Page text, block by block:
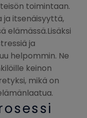
toimintaan.
ja itsenäisyyttä,
elämässä.Lisäksi
ja
helpommin. Ne
keinon
mikä on